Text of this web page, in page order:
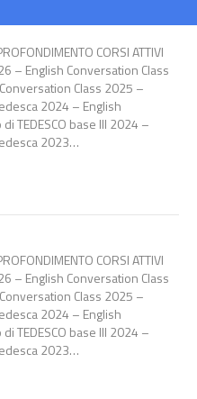
CORSI ATTIVI
– English Conversation Class
Conversation Class 2025 –
2024 – English
TEDESCO base III 2024 –
2023…
CORSI ATTIVI
– English Conversation Class
Conversation Class 2025 –
2024 – English
TEDESCO base III 2024 –
2023…